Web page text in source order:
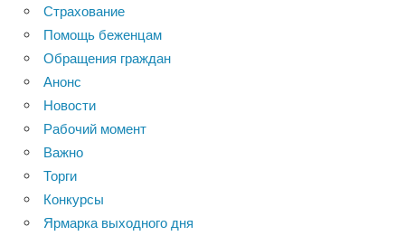
Страхование
Помощь беженцам
Обращения граждан
Анонс
Новости
Рабочий момент
Важно
Торги
Конкурсы
Ярмарка выходного дня